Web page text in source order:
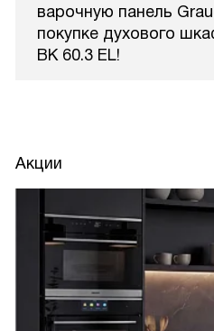
варочную панель
покупке духового
BK 60.3 EL!
Акции